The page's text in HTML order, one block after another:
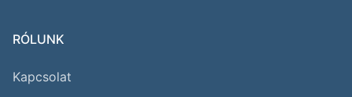
RÓLUNK
Kapcsolat